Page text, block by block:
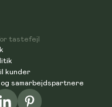
kunder
samarbejdspartnere
tastefejl